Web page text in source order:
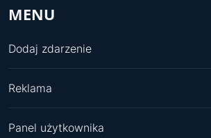
MENU
Dodaj zdarzenie
Reklama
Panel użytkownika